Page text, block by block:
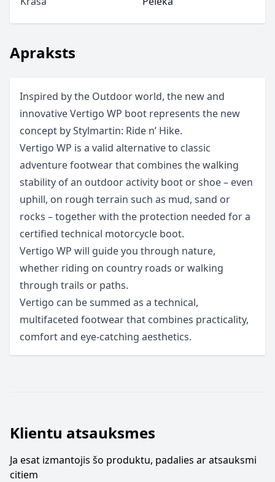
Apraksts
Inspired by the Outdoor world, the new and
innovative Vertigo WP boot represents the new
concept by Stylmartin: Ride n’ Hike.
Vertigo WP is a valid alternative to classic
adventure footwear that combines the walking
stability of an outdoor activity boot or shoe – even
uphill, on rough terrain such as mud, sand or
rocks – together with the protection needed for a
certified technical motorcycle boot.
Vertigo WP will guide you through nature,
whether riding on country roads or walking
through trails or paths.
Vertigo can be summed as a technical,
multifaceted footwear that combines practicality,
comfort and eye-catching aesthetics.
Klientu atsauksmes
Ja esat izmantojis šo produktu, padalies ar atsauksmi
citiem